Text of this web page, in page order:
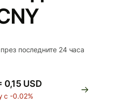
последните 24 часа
0,15 USD
с -0.02%